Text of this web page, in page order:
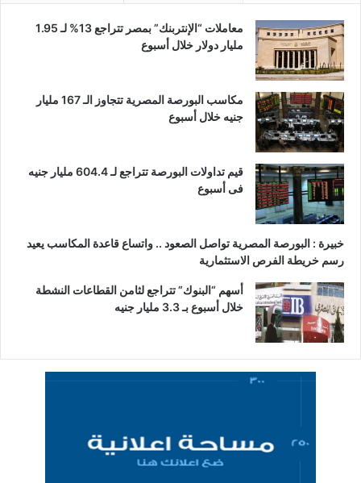
معاملات “الإنتربنك” بمصر تتراجع 13% لـ 1.95
مليار دولار خلال أسبوع
مكاسب البورصة المصرية تتجاوز الـ 167 مليار
جنيه خلال أسبوع
قيم تداولات البورصة تتراجع لـ 604.4 مليار جنيه
فى أسبوع
خبيرة : البورصة المصرية تواصل الصعود .. واتساع قاعدة المكاسب يعيد
رسم خريطة الفرص الاستثمارية
أسهم “البنوك” تتراجع لثامن القطاعات النشطة
خلال أسبوع بـ 3.3 مليار جنيه